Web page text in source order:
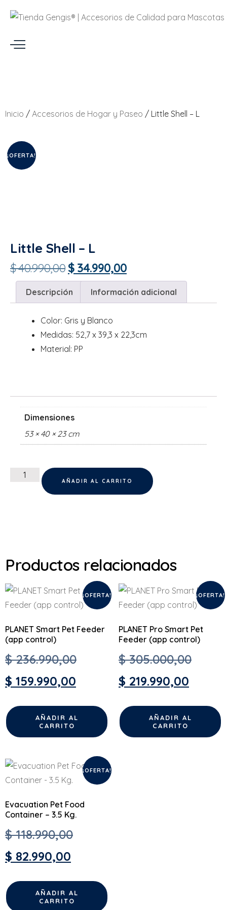
Inicio / Accesorios de Hogar y Paseo / Little Shell – L
¡OFERTA!
Little Shell – L
$40.990,00 $ 34.990,00
Descripción Información adicional
Color: Gris y Blanco
Medidas: 52,7 x 39,3 x 22,3cm
Material: PP
Dimensiones
53 × 40 × 23 cm
AÑADIR AL CARRITO
Productos relacionados
¡OFERTA!
PLANET Smart Pet Feeder
(app control)
$236.990,00
$ 159.990,00
AÑADIR AL
CARRITO
¡OFERTA!
PLANET Pro Smart Pet
Feeder (app control)
$305.000,00
$ 219.990,00
AÑADIR AL
CARRITO
¡OFERTA!
Evacuation Pet Food
Container – 3.5 Kg.
$118.990,00
$ 82.990,00
AÑADIR AL
CARRITO